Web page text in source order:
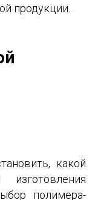
продукции.
какой
полимера-